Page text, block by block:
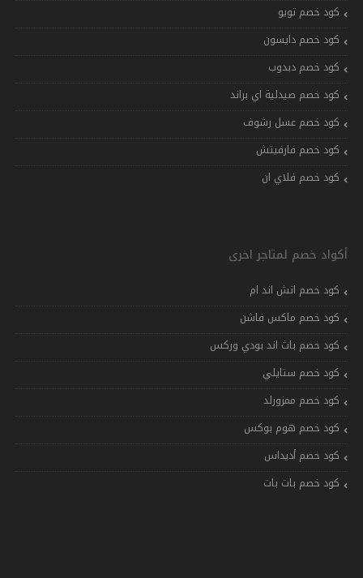
كود خصم تويو
كود خصم دايسون
كود خصم دبدوب
كود خصم صيدلية اي براند
كود خصم عسل رشوف
كود خصم فارفيتش
كود خصم فلاي ان
أكواد خصم لمتاجر اخرى
كود خصم اتش اند ام
كود خصم ماكس فاشن
كود خصم باث اند بودي وركس
كود خصم ستايلي
كود خصم ممزورلد
كود خصم هوم بوكس
كود خصم أديداس
كود خصم بات بات